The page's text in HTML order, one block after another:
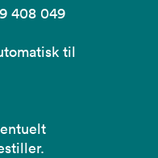
408 049
til